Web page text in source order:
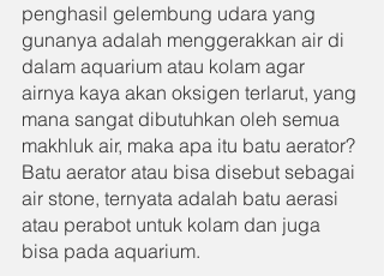
penghasil gelembung udara yang
gunanya adalah menggerakkan air di
dalam aquarium atau kolam agar
airnya kaya akan oksigen terlarut, yang
mana sangat dibutuhkan oleh semua
makhluk air, maka apa itu batu aerator?
Batu aerator atau bisa disebut sebagai
air stone, ternyata adalah batu aerasi
atau perabot untuk kolam dan juga
bisa pada aquarium.